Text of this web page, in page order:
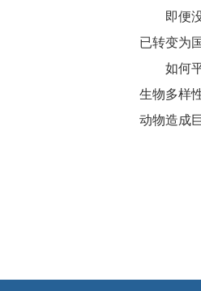
即便没
已转变为
如何平
生物多样
动物造成